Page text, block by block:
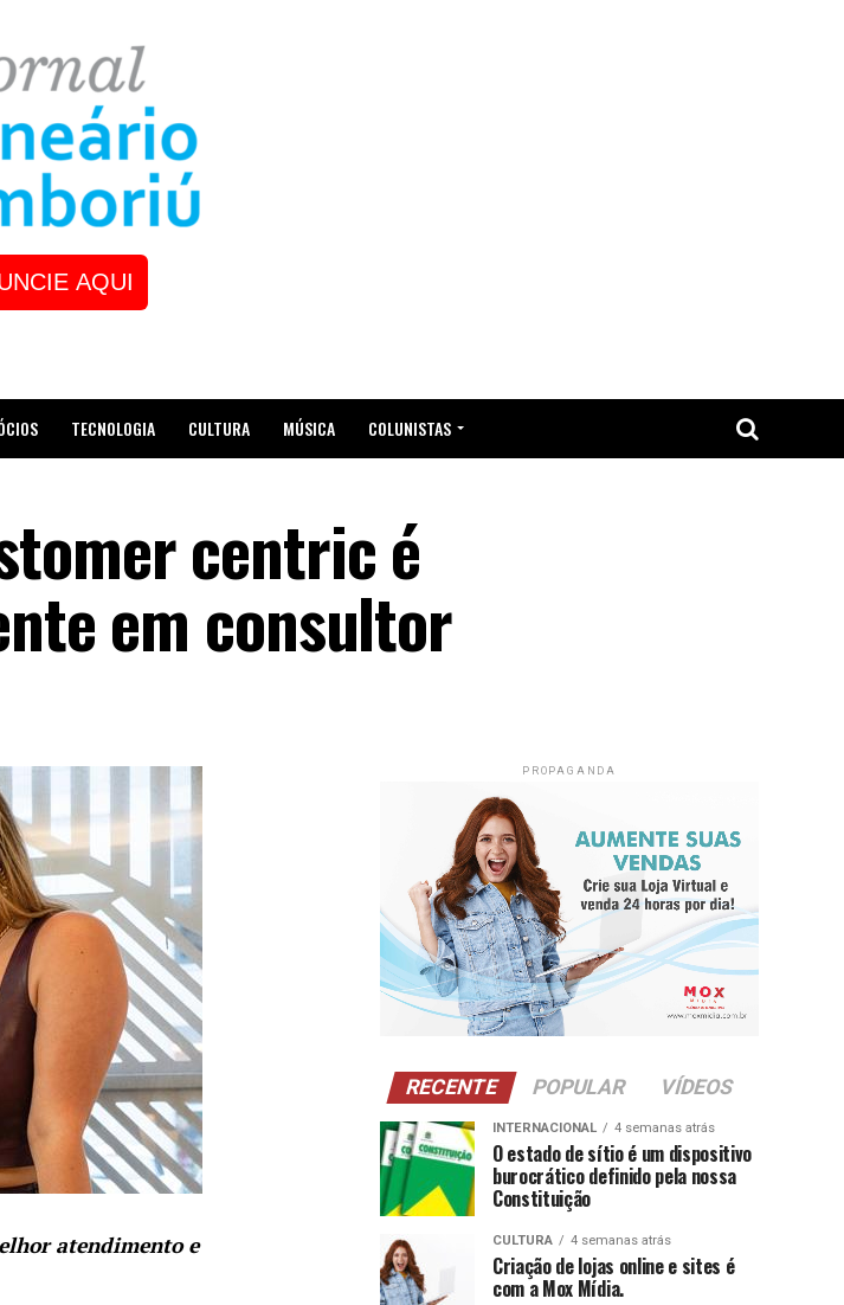
AQUI
TECNOLOGIA CULTURA MÚSICA COLUNISTAS
centric é
em consultor
atendimento e
PROPAGANDA
RECENTE POPULAR VÍDEOS
INTERNACIONAL 4 semanas atrás
O estado de sítio é um dispositivo
burocrático definido pela nossa
Constituição
CULTURA 4 semanas atrás
Criação de lojas online e sites é
com a Mox Mídia.